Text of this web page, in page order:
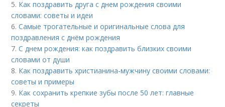
5. Как поздравить друга с днем рождения своими
словами: советы и идеи
6.Самые трогательные и оригинальные слова для
поздравления с днём рождения
7.С днем рождения: как поздравить близких своими
словами от души
8. Как поздравить христианина-мужчину своими словами:
советы и примеры
9. Как сохранить крепкие зубы после 50 лет: главные
секреты